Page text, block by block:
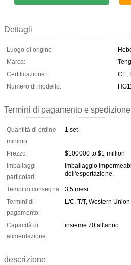
Dettagli
Luogo di origine:
Marca:
Certificazione:
CE,
Numero di modello:
Termini di pagamento e spedizione
Quantità di ordine
minimo:
1 set
Prezzo:
$100000 to $1 million
Imballaggi
particolari:
Imballaggio
dell'esportazione.
Tempi di consegna: 3,5 mesi
Termini di
pagamento:
L/C, T/T, Western Union
Capacità di
alimentazione:
insieme 70 all'anno
descrizione